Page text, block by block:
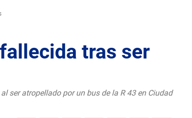
tras ser
ser atropellado por un bus de la R 43 en Ciudad